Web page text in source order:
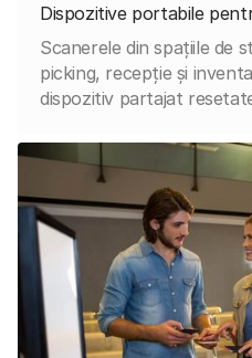
Dispozitive portabile
Scanerele din spațiile de
picking, recepție și
dispozitiv partajat